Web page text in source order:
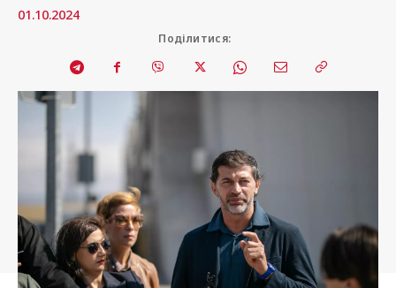
01.10.2024
Поділитися: